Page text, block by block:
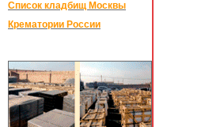
Список кладбищ Москвы
Крематории России